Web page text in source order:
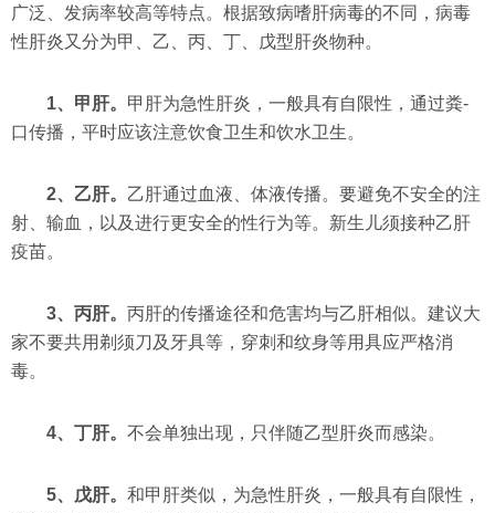
广泛、发病率较高等特点。根据致病嗜肝病毒的不同，病毒
性肝炎又分为甲、乙、丙、丁、戊型肝炎物种。
1、甲肝。 甲肝为急性肝炎，一般具有自限性，通过粪-
口传播，平时应该注意饮食卫生和饮水卫生。
2、乙肝。 乙肝通过血液、体液传播。要避免不安全的注
射、输血，以及进行更安全的性行为等。新生儿须接种乙肝
疫苗。
3、丙肝。 丙肝的传播途径和危害均与乙肝相似。建议大
家不要共用剃须刀及牙具等，穿刺和纹身等用具应严格消
毒。
4、丁肝。 不会单独出现，只伴随乙型肝炎而感染。
5、戊肝。 和甲肝类似，为急性肝炎，一般具有自限性，